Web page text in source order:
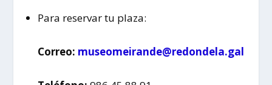
Para reservar tu plaza:
Correo: museomeirande@redondela.gal